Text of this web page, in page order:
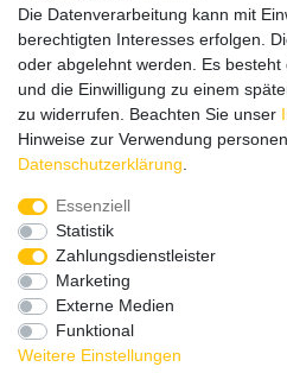
Wir versenden in die
Die Datenverarbeitung kann mit
berechtigten Interesses erfolgen.
oder abgelehnt werden. Es
und die Einwilligung zu einem
zu widerrufen. Beachten Sie unser
Hinweise zur Verwendung
Daten­schutz­erklärung
Essenziell
Statistik
Zahlungsdienstleister
Marketing
Externe Medien
Funktional
Weitere Einstellungen